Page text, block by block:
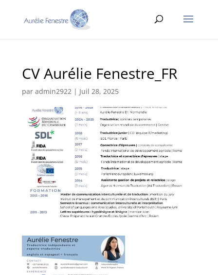
CV Aurélie Fenestre_FR
par admin2922| Juil 28, 2025